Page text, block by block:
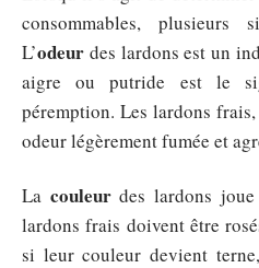
consommables, plusieurs
L’odeur des lardons est un
aigre ou putride est le
péremption. Les lardons
odeur légèrement fumée et
La couleurdes lardons joue
lardons frais doivent être
si leur couleur devient